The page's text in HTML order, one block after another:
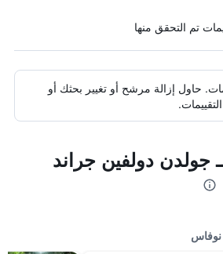
حاول إزالة مرشح أو تغيير بحثك أو
جولدن دولفين جراند
نوفاس